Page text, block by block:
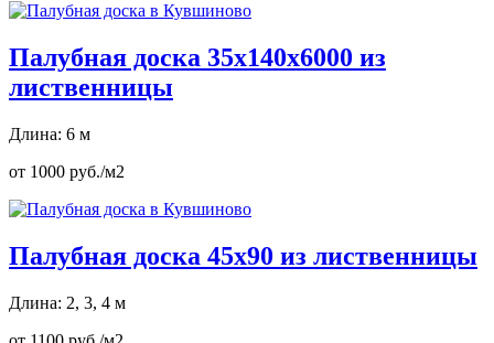
Палубная доска 35х140х6000 из
лиственницы
Длина: 6 м
от 1000 руб./м2
Палубная доска 45х90 из лиственницы
Длина: 2, 3, 4 м